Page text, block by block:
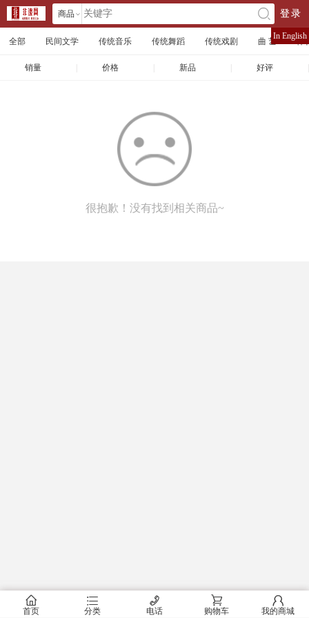
商品 󰄘 登录
全部 民间文学 传统音乐 传统舞蹈 传统戏剧 曲 艺 体
销量 价格 新品 好评
很抱歉！没有找到相关商品~
In English
󰂠
首页
󰂦
分类
󰄫
电话
󰂟
购物车
󰂢
我的商城